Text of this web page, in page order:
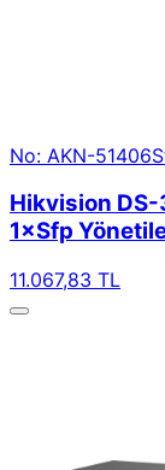
No: AKN-51406
Hikvision
1×Sfp
11.067,83 TL